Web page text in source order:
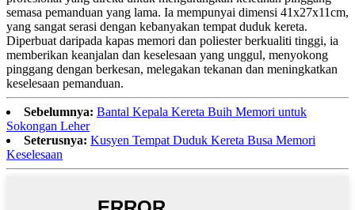
semasa pemanduan yang lama. Ia mempunyai dimensi 41x27x11cm,
yang sangat serasi dengan kebanyakan tempat duduk kereta.
Diperbuat daripada kapas memori dan poliester berkualiti tinggi, ia
memberikan keanjalan dan keselesaan yang unggul, menyokong
pinggang dengan berkesan, melegakan tekanan dan meningkatkan
keselesaan pemanduan.
Sebelumnya: Bantal Kepala Kereta Buih Memori untuk
Sokongan Leher
Seterusnya: Kusyen Tempat Duduk Kereta Busa Memori
Keselesaan